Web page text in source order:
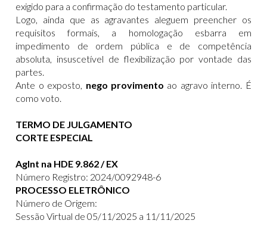
exigido para a confirmação do testamento particular.
Logo, ainda que as agravantes aleguem preencher os
requisitos formais, a homologação esbarra em
impedimento de ordem pública e de competência
absoluta, insuscetível de flexibilização por vontade das
partes.
Ante o exposto, nego provimento ao agravo interno. É
como voto.
TERMO DE JULGAMENTO
CORTE ESPECIAL
AgInt na HDE 9.862 / EX
Número Registro: 2024/0092948-6
PROCESSO ELETRÔNICO
Número de Origem:
Sessão Virtual de 05/11/2025 a 11/11/2025